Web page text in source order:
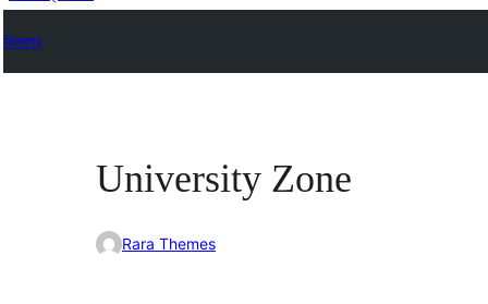
থিমসমূহ
University Zone
Rara Themes